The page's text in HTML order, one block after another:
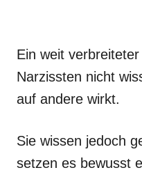
Ein weit
Narzissten nicht
auf andere wirkt.
Sie wissen jedoch
setzen es bewusst